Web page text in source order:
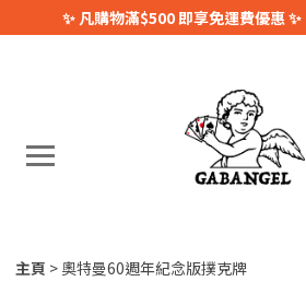
✨ 凡購物滿$500 即享免運費優惠 ✨
主頁 奧特曼60週年紀念版撲克牌